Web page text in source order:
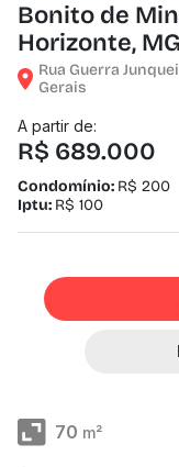
Bonito de
Horizonte, MG
Rua Guerra
Gerais
A partir de:
R$ 689.000
Condomínio: R$ 200
Iptu: R$ 100
70 m²